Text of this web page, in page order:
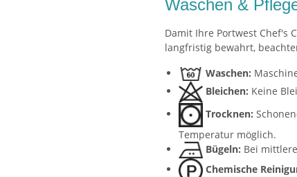
Waschen &
Damit Ihre Portwest Chef's
langfristig bewahrt,
Waschen:
Bleichen: Keine
Trocknen:
Temperatur möglich.
Bügeln: Bei
Chemische